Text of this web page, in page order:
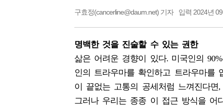
구효정(cancerline@daum.net) 기자 입력 2024년
명백한 것을 진술할 수 있는 권한
삶은 어려운 경향이 있다. 미국인의
인의 트라우마를 확인하고 트라우마를
이 끝없는 고통의 공세처럼 느껴진다
그러나 우리는 종종 이 접근 방식을 어